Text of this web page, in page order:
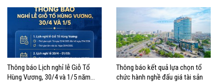
CTCP”
ty Hàng hải Việt Nam – CTCP
Thông báo Lịch nghỉ lễ Giỗ Tổ
Hùng Vương, 30/4 và 1/5 năm
Thông báo kết quả lựa chọn tổ
chức hành nghề đấu giá tài sản